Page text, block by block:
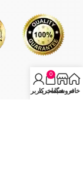
خانهفروشگاه
0
سبد خرید
حساب کاربری من